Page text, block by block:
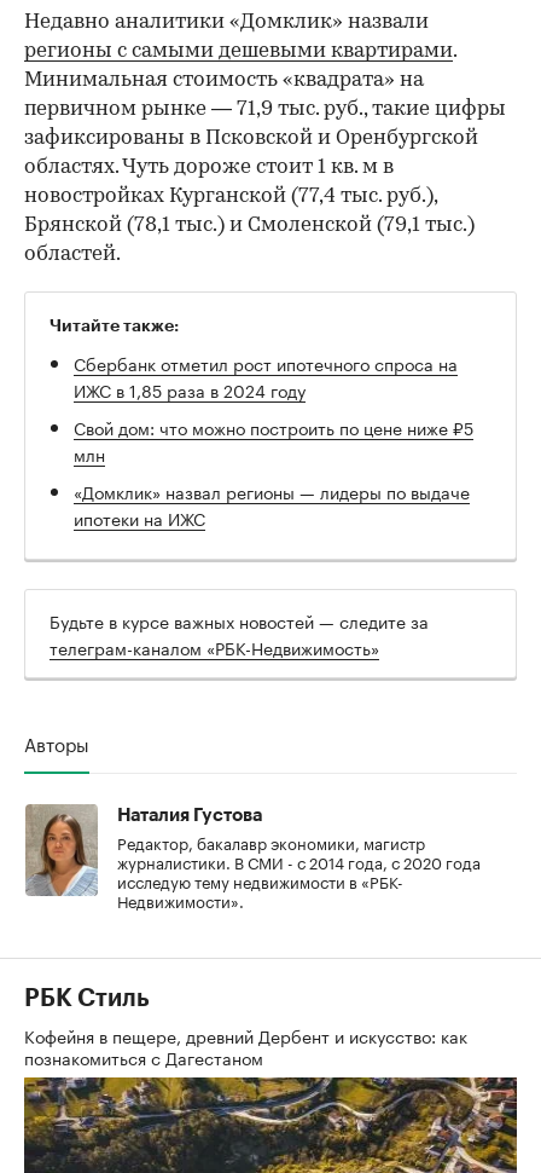
Недавно аналитики «Домклик» назвали
регионы с самыми дешевыми квартирами.
Минимальная стоимость «квадрата» на
первичном рынке — 71,9 тыс. руб., такие цифры
зафиксированы в Псковской и Оренбургской
областях. Чуть дороже стоит 1 кв. м в
новостройках Курганской (77,4 тыс. руб.),
Брянской (78,1 тыс.) и Смоленской (79,1 тыс.)
областей.
Читайте также:
Сбербанк отметил рост ипотечного спроса на
ИЖС в 1,85 раза в 2024 году
Свой дом: что можно построить по цене ниже ₽5
млн
«Домклик» назвал регионы — лидеры по выдаче
ипотеки на ИЖС
Будьте в курсе важных новостей — следите за
телеграм-каналом «РБК-Недвижимость»
Авторы
Наталия Густова
Редактор, бакалавр экономики, магистр
журналистики. В СМИ - с 2014 года, с 2020 года
исследую тему недвижимости в «РБК-
Недвижимости».
РБК Стиль
Кофейня в пещере, древний Дербент и искусство: как
познакомиться с Дагестаном